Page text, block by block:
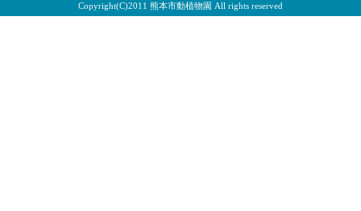
Copyright(C)2011 熊本市動植物園 All rights reserved